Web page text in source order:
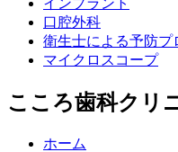
口腔外科
衛生士による予防プ
マイクロスコープ
こころ歯科クリ
ホーム